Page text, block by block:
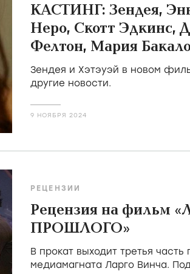
КАСТИНГ: Зендея,
Неро, Скотт Эдкинс,
Фелтон, Мария
Николас Браун, Джей
Зендея и Хэтэуэй в новом
другие новости.
9 НОЯБРЯ 2024
РЕЦЕНЗИИ
Рецензия на фильм
ПРОШЛОГО»
В прокат выходит третья
медиамагната Ларго Винча.